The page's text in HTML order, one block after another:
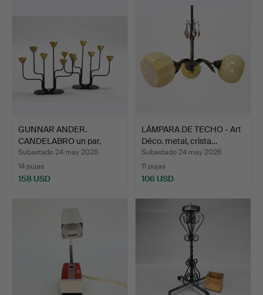
GUNNAR ANDER.
CANDELABRO un par,
Ystad Met…
Subastado 24 may 2026
14 pujas
158 USD
LÁMPARA DE TECHO - Art
Déco. metal, crista…
Subastado 24 may 2026
11 pujas
106 USD